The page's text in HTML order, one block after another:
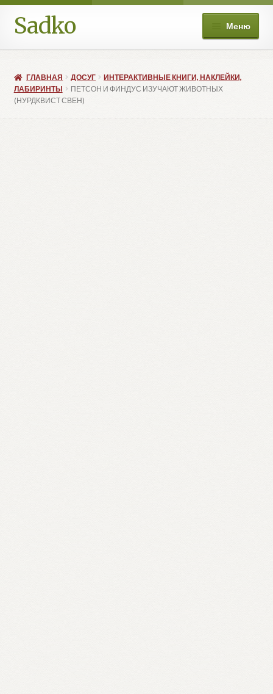
Перейти
к
навигации
Перейти
к
содержимому
Sadko Меню
Книжные подборки
Магазин
ГЛАВНАЯ ДОСУГ
ИНТЕРАКТИВНЫЕ КНИГИ, НАКЛЕЙКИ,
ЛАБИРИНТЫ
ПЕТСОН И ФИНДУС ИЗУЧАЮТ ЖИВОТНЫХ
(НУРДКВИСТ СВЕН)